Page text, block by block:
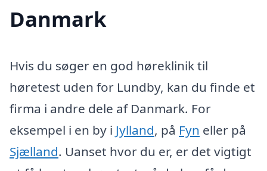
Danmark
Hvis du søger en god høreklinik til
høretest uden for Lundby, kan du finde et
firma i andre dele af Danmark. For
eksempel i en by i Jylland, på Fyn eller på
Sjælland. Uanset hvor du er, er det vigtigt